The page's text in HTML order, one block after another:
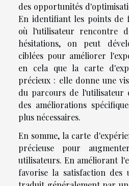
des opportunités
En identifiant les points de
où l'utilisateur rencontre
hésitations, on peut
ciblées pour améliorer
en cela que la carte
précieux : elle donne une
du parcours de l'utilisateur
des améliorations
plus nécessaires.
En somme, la carte
précieuse pour
utilisateurs. En améliorant
favorise la satisfaction des